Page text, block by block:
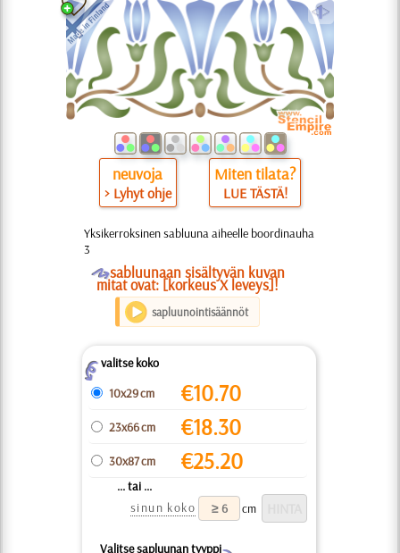
a
neuvoja
> Lyhyt ohje
Miten tilata?
LUE TÄSTÄ!
Yksikerroksinen sabluuna aiheelle boordinauha
3
Osabluunaan sisältyvän kuvan
mitat ovat: [korkeus X leveys]!
sapluunointisäännöt
Zvalitse koko
10x29 cm
€10.70
23x66 cm €18.30
30x87 cm €25.20
... tai ...
sinun koko
cm
Valitse sapluunan tyyppi